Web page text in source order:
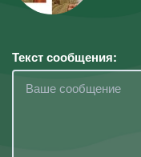
Текст сообщения: